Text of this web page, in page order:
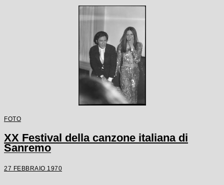
FOTO
XX Festival della canzone italiana di
Sanremo
27 FEBBRAIO 1970